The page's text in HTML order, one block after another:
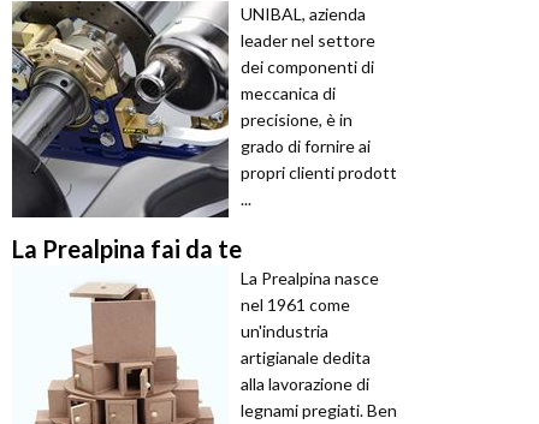
UNIBAL, azienda
leader nel settore
dei componenti di
meccanica di
precisione, è in
grado di fornire ai
propri clienti prodott
...
La Prealpina fai da te
La Prealpina nasce
nel 1961 come
un'industria
artigianale dedita
alla lavorazione di
legnami pregiati. Ben